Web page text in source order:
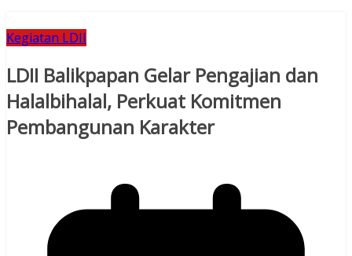
Kegiatan LDII
LDII Balikpapan Gelar Pengajian dan
Halalbihalal, Perkuat Komitmen
Pembangunan Karakter